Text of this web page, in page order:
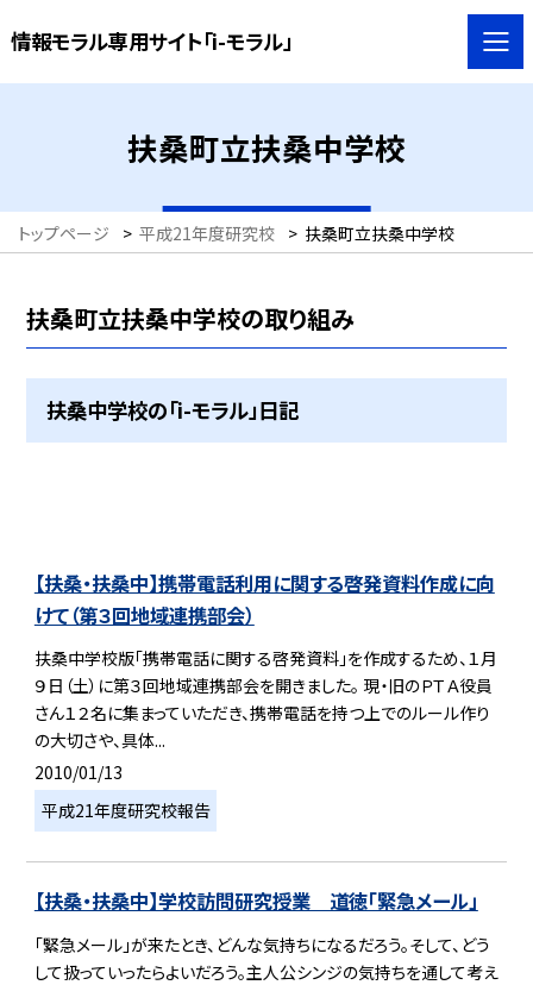
情報モラル専用サイト「i-モラル」
扶桑町立扶桑中学校
トップページ > 平成21年度研究校 > 扶桑町立扶桑中学校
扶桑町立扶桑中学校の取り組み
扶桑中学校の「i-モラル」日記
【扶桑・扶桑中】携帯電話利用に関する啓発資料作成に向
けて（第３回地域連携部会）
扶桑中学校版「携帯電話に関する啓発資料」を作成するため、１月
９日（土）に第３回地域連携部会を開きました。 現・旧のＰＴＡ役員
さん１２名に集まっていただき、携帯電話を持つ上でのルール作り
の大切さや、具体...
2010/01/13
平成21年度研究校報告
【扶桑・扶桑中】学校訪問研究授業 道徳「緊急メール」
「緊急メール」が来たとき、どんな気持ちになるだろう。そして、どう
して扱っていったらよいだろう。主人公シンジの気持ちを通して考え